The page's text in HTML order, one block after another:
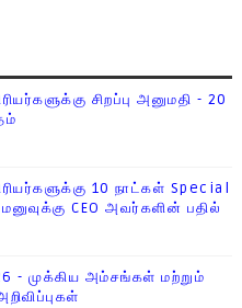
சிறப்பு அனுமதி - 20
10 நாட்கள் Special
CEO அவர்களின் பதில்
- முக்கிய அம்சங்கள் மற்றும்